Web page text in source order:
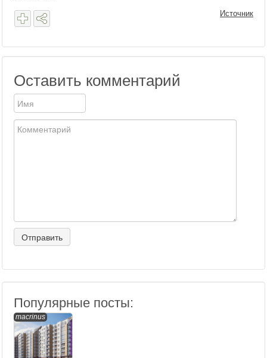
Источник
Оставить комментарий
Популярные посты:
macrinus